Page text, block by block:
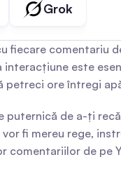
Grok
comentariu
este
ore întregi
de a-ți
fi mereu rege,
comentariilor de